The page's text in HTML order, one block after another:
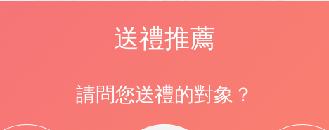
送禮推薦
請問您送禮的對象？